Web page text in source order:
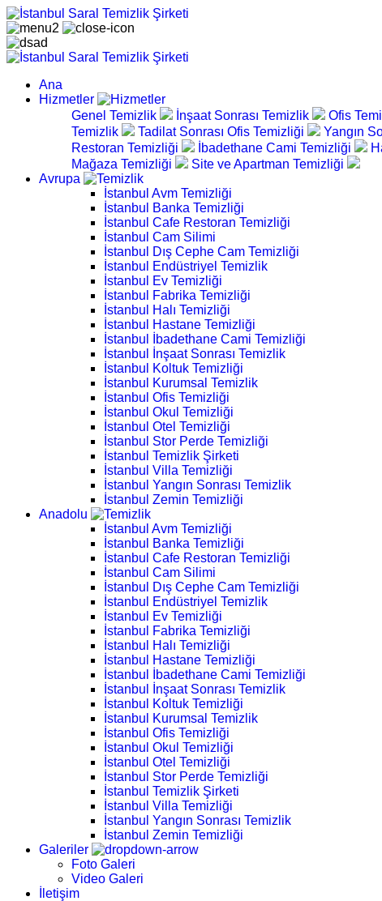
Ana
Hizmetler
Genel Temizlik
İnşaat Sonrası Temizlik Ofis
Temizlik
Tadilat Sonrası Ofis Temizliği Yangın
Restoran Temizliği
İbadethane Cami Temizliği
Mağaza Temizliği
Site ve Apartman Temizliği
Avrupa
İstanbul Avm Temizliği
İstanbul Banka Temizliği
İstanbul Cafe Restoran Temizliği
İstanbul Cam Silimi
İstanbul Dış Cephe Cam Temizliği
İstanbul Endüstriyel Temizlik
İstanbul Ev Temizliği
İstanbul Fabrika Temizliği
İstanbul Halı Temizliği
İstanbul Hastane Temizliği
İstanbul İbadethane Cami Temizliği
İstanbul İnşaat Sonrası Temizlik
İstanbul Koltuk Temizliği
İstanbul Kurumsal Temizlik
İstanbul Ofis Temizliği
İstanbul Okul Temizliği
İstanbul Otel Temizliği
İstanbul Stor Perde Temizliği
İstanbul Temizlik Şirketi
İstanbul Villa Temizliği
İstanbul Yangın Sonrası Temizlik
İstanbul Zemin Temizliği
Anadolu
İstanbul Avm Temizliği
İstanbul Banka Temizliği
İstanbul Cafe Restoran Temizliği
İstanbul Cam Silimi
İstanbul Dış Cephe Cam Temizliği
İstanbul Endüstriyel Temizlik
İstanbul Ev Temizliği
İstanbul Fabrika Temizliği
İstanbul Halı Temizliği
İstanbul Hastane Temizliği
İstanbul İbadethane Cami Temizliği
İstanbul İnşaat Sonrası Temizlik
İstanbul Koltuk Temizliği
İstanbul Kurumsal Temizlik
İstanbul Ofis Temizliği
İstanbul Okul Temizliği
İstanbul Otel Temizliği
İstanbul Stor Perde Temizliği
İstanbul Temizlik Şirketi
İstanbul Villa Temizliği
İstanbul Yangın Sonrası Temizlik
İstanbul Zemin Temizliği
Galeriler
Foto Galeri
Video Galeri
İletişim